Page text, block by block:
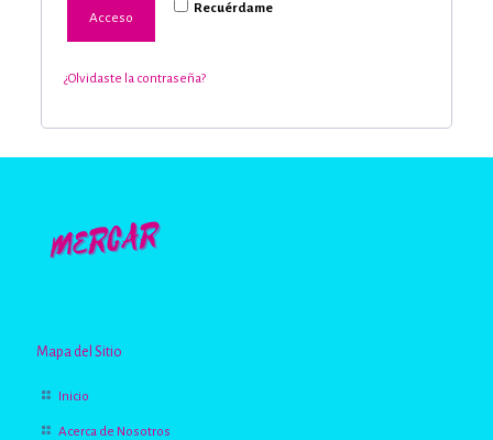
Recuérdame
Acceso
¿Olvidaste la contraseña?
Mapa del Sitio
Inicio
Acerca de Nosotros